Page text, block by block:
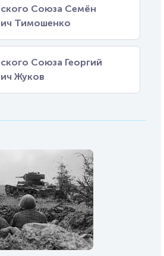
Союза Семён
Тимошенко
Союза Георгий
Жуков